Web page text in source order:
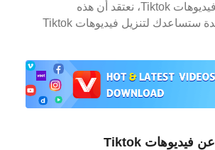
ومشاكل تنزيل فيديوهات Tiktok، نعتقد أن هذه
المحتويات المفيدة ستساعدك لتنزيل فيديوهات Tiktok
عن فيديوهات Tiktok